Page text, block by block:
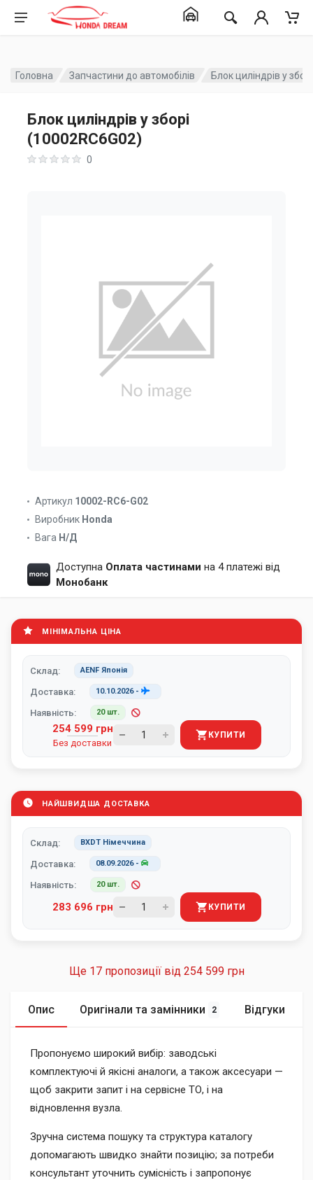
Головна Запчастини до автомобілів Блок циліндрів у
Блок циліндрів у зборі
(10002RC6G02)
0
Артикул 10002-RC6-G02
Виробник Honda
Вага Н/Д
Доступна Оплата частинами на 4 платежі від
Монобанк
МІНІМАЛЬНА ЦІНА
Склад: AENF Японія
Доставка: 10.10.2026-
Наявність: 20 шт.
254 599 грн
Без доставки
КУПИТИ
НАЙШВИДША ДОСТАВКА
Склад: BXDT Німеччина
Доставка: 08.09.2026-
Наявність: 20 шт.
283 696 грн КУПИТИ
Ще 17 пропозиції від 254 599 грн
Опис Оригінали та замінники 2 Відгуки
Пропонуємо широкий вибір: заводські
комплектуючі й якісні аналоги, а також аксесуари —
щоб закрити запит і на сервісне ТО, і на
відновлення вузла.
Зручна система пошуку та структура каталогу
допомагають швидко знайти позицію; за потреби
консультант уточнить сумісність і запропонує